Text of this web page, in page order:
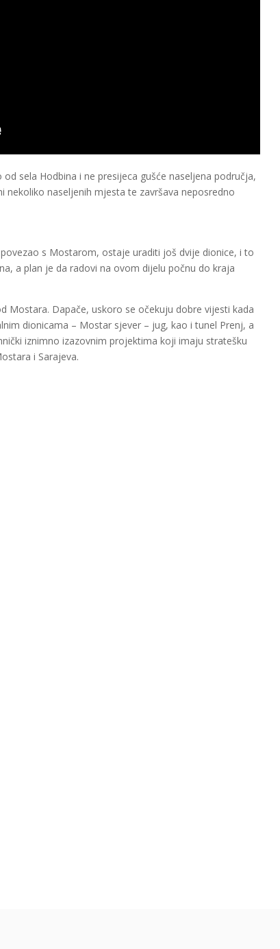
sela Hodbina i ne presijeca gušće naseljena područja,
nekoliko naseljenih mjesta te završava neposredno
s Mostarom, ostaje uraditi još dvije dionice, i to
a plan je da radovi na ovom dijelu počnu do kraja
Mostara. Dapače, uskoro se očekuju dobre vijesti kada
dionicama – Mostar sjever – jug, kao i tunel Prenj, a
iznimno izazovnim projektima koji imaju stratešku
i Sarajeva.